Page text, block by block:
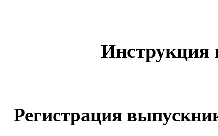
Инструкция
Регистрация